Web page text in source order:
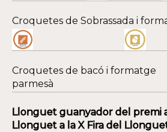
Croquetes de Sobrassada i
Croquetes de bacó i formatge
parmesà
Llonguet guanyador del premi
Llonguet a la X Fira del